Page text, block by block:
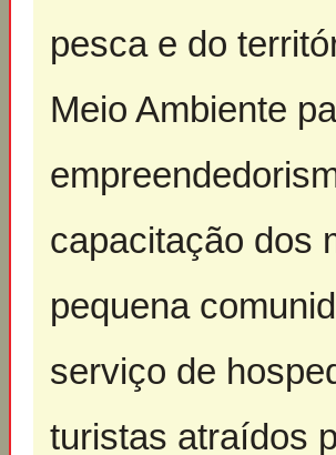
pesca e do
Meio Ambiente
capacitação dos
pequena
serviço de
turistas atraídos